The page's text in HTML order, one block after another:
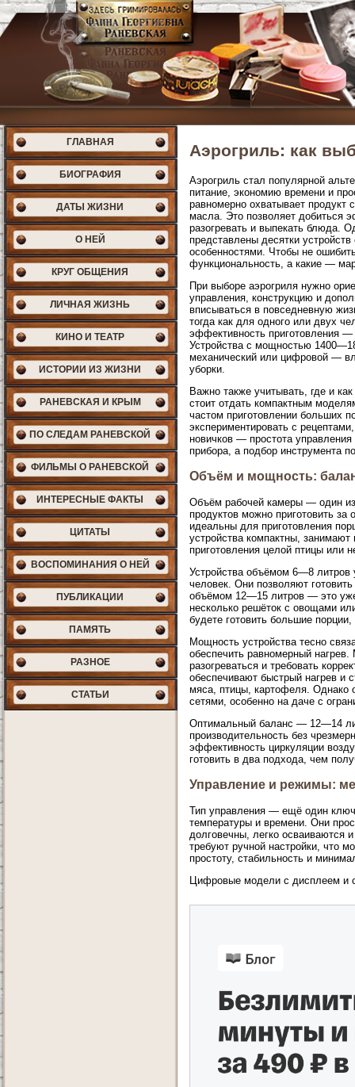
ГЛАВНАЯ
БИОГРАФИЯ
ДАТЫ ЖИЗНИ
О НЕЙ
КРУГ ОБЩЕНИЯ
ЛИЧНАЯ ЖИЗНЬ
КИНО И ТЕАТР
ИСТОРИИ ИЗ ЖИЗНИ
РАНЕВСКАЯ И КРЫМ
ПО СЛЕДАМ РАНЕВСКОЙ
ФИЛЬМЫ О РАНЕВСКОЙ
ИНТЕРЕСНЫЕ ФАКТЫ
ЦИТАТЫ
ВОСПОМИНАНИЯ О НЕЙ
ПУБЛИКАЦИИ
ПАМЯТЬ
РАЗНОЕ
СТАТЬИ
Аэрогриль: как
Аэрогриль стал популярной
питание, экономию времени и
равномерно охватывает продукт
масла. Это позволяет добиться
разогревать и выпекать блюда.
представлены десятки
особенностями. Чтобы не
функциональность, а какие —
При выборе аэрогриля нужно
управления, конструкцию и
вписываться в повседневную
тогда как для одного или двух
эффективность приготовления
Устройства с мощностью
механический или цифровой —
уборки.
Важно также учитывать, где и
стоит отдать компактным
частом приготовлении больших
экспериментировать с
новичков — простота
прибора, а подбор инструмента
Объём и мощность:
Объём рабочей камеры — один
продуктов можно приготовить
идеальны для приготовления
устройства компактны,
приготовления целой птицы или
Устройства объёмом 6—8 литров
человек. Они позволяют
объёмом 12—15 литров — это
несколько решёток с овощами
будете готовить большие
Мощность устройства тесно
обеспечить равномерный
разогреваться и требовать
обеспечивают быстрый нагрев и
мяса, птицы, картофеля. Однако
сетями, особенно на даче с
Оптимальный баланс — 12—14
производительность без
эффективность циркуляции
готовить в два подхода, чем
Управление и режимы:
Тип управления — ещё один
температуры и времени. Они
долговечны, легко осваиваются
требуют ручной настройки, что
простоту, стабильность и
Цифровые модели с дисплеем и